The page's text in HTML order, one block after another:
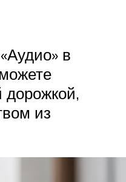
в
дорожкой,
из